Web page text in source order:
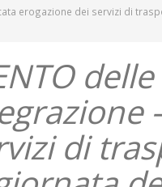
erogazione dei servizi di
di